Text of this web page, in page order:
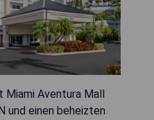
Miami Aventura Mall
und einen beheizten